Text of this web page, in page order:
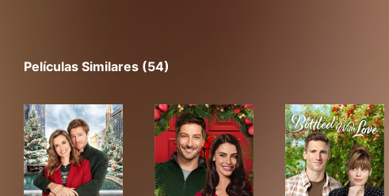
Películas Similares (54)